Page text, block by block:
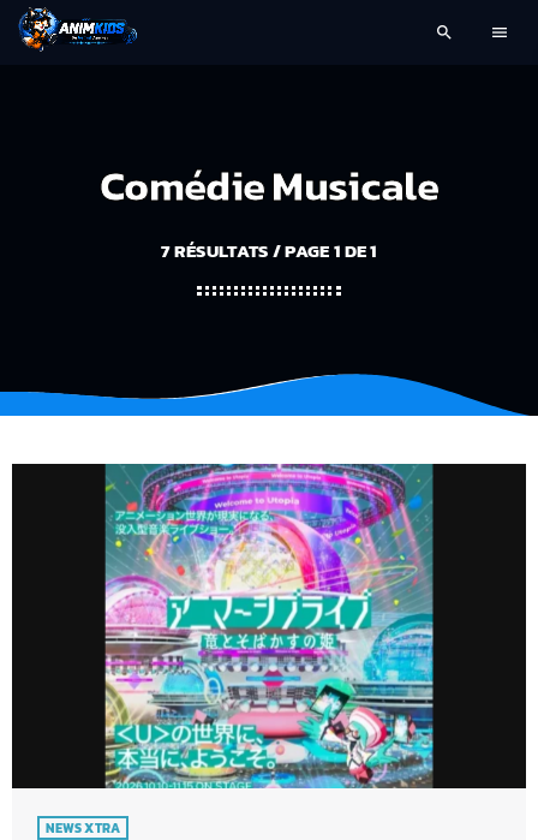
search menu
Comédie Musicale
7 RÉSULTATS / PAGE 1 DE 1
NEWS XTRA